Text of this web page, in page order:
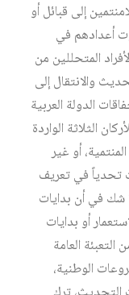
إلى قبائل أو
أعدادهم في
المتحللين من
والانتقال إلى
الدولة العربية
الثلاثة الواردة
أو غير
تحدياً في تعريف
شك في أن بدايات
أو بدايات
العامة
الوطنية،